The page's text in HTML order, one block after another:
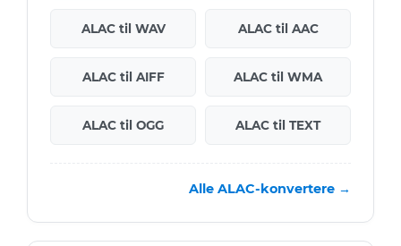
ALAC til WAV ALAC til AAC
ALAC til AIFF ALAC til WMA
ALAC til OGG ALAC til TEXT
Alle ALAC-konvertere →